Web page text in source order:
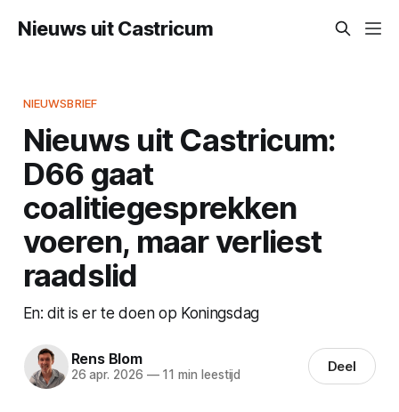
Nieuws uit Castricum
NIEUWSBRIEF
Nieuws uit Castricum:
D66 gaat
coalitiegesprekken
voeren, maar verliest
raadslid
En: dit is er te doen op Koningsdag
Rens Blom
26 apr. 2026 —11 min leestijd Deel